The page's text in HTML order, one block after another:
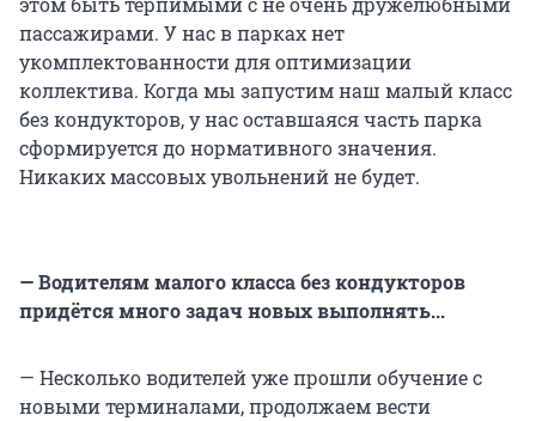
пассажирами. У нас в парках нет
укомплектованности для оптимизации
коллектива. Когда мы запустим наш малый класс
без кондукторов, у нас оставшаяся часть парка
сформируется до нормативного значения.
Никаких массовых увольнений не будет.
— Водителям малого класса без кондукторов
придётся много задач новых выполнять...
— Несколько водителей уже прошли обучение с
новыми терминалами, продолжаем вести